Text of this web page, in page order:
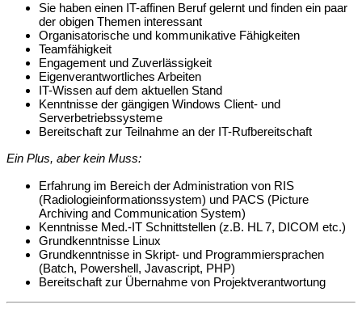
Sie haben einen IT-affinen Beruf gelernt und finden ein paar
der obigen Themen interessant
Organisatorische und kommunikative Fähigkeiten
Teamfähigkeit
Engagement und Zuverlässigkeit
Eigenverantwortliches Arbeiten
IT-Wissen auf dem aktuellen Stand
Kenntnisse der gängigen Windows Client- und
Serverbetriebssysteme
Bereitschaft zur Teilnahme an der IT-Rufbereitschaft
Ein Plus, aber kein Muss:
Erfahrung im Bereich der Administration von RIS
(Radiologieinformationssystem) und PACS (Picture
Archiving and Communication System)
Kenntnisse Med.-IT Schnittstellen (z.B. HL 7, DICOM etc.)
Grundkenntnisse Linux
Grundkenntnisse in Skript- und Programmiersprachen
(Batch, Powershell, Javascript, PHP)
Bereitschaft zur Übernahme von Projektverantwortung